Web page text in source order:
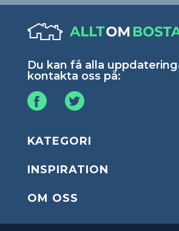
Du kan få alla
kontakta oss på:
KATEGORI
INSPIRATION
OM OSS